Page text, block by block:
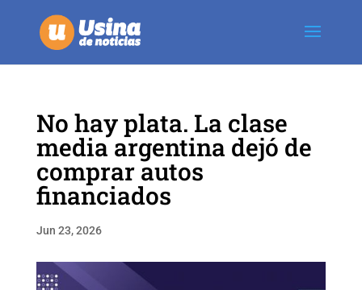
No hay plata. La clase
media argentina dejó de
comprar autos
financiados
Jun 23, 2026